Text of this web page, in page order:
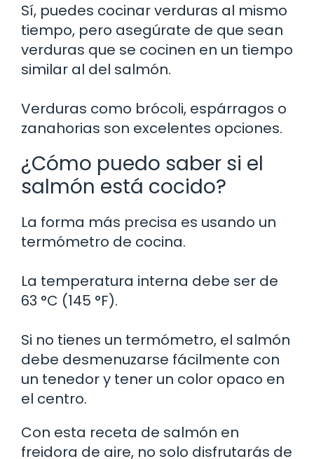
Sí, puedes cocinar verduras al mismo
tiempo, pero asegúrate de que sean
verduras que se cocinen en un tiempo
similar al del salmón.
Verduras como brócoli, espárragos o
zanahorias son excelentes opciones.
¿Cómo puedo saber si el
salmón está cocido?
La forma más precisa es usando un
termómetro de cocina.
La temperatura interna debe ser de
63 °C (145 °F).
Si no tienes un termómetro, el salmón
debe desmenuzarse fácilmente con
un tenedor y tener un color opaco en
el centro.
Con esta receta de salmón en
freidora de aire, no solo disfrutarás de